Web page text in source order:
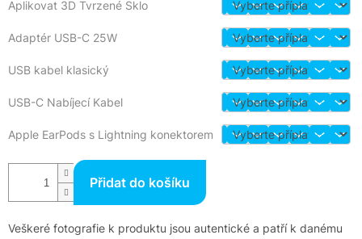
Aplikovat 3D Tvrzené Sklo
Adaptér USB-C 25W
USB kabel klasický
USB-C Nabíjecí Kabel
Apple EarPods s Lightning konektorem
Přidat do košíku
Veškeré fotografie k produktu jsou autentické a patří k danému